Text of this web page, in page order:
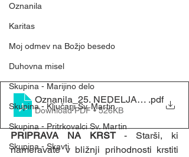
Oznanila
Karitas
Moj odmev na Božjo besedo
Duhovna misel
Skupina - Marijino delo
Skupina - Ključarji Sv. Martin
Skupina - Pritrkovalci Sv. Martin
Skupina - Skavti
Oznanila_25. NEDELJA MED.pdf
Download PDF • 526KB
PRIPRAVA NA KRST - Starši, ki
nameravate v bližnji prihodnosti krstiti